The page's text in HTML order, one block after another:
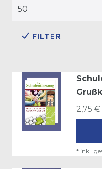
FILTER
2,75 €
* inkl.